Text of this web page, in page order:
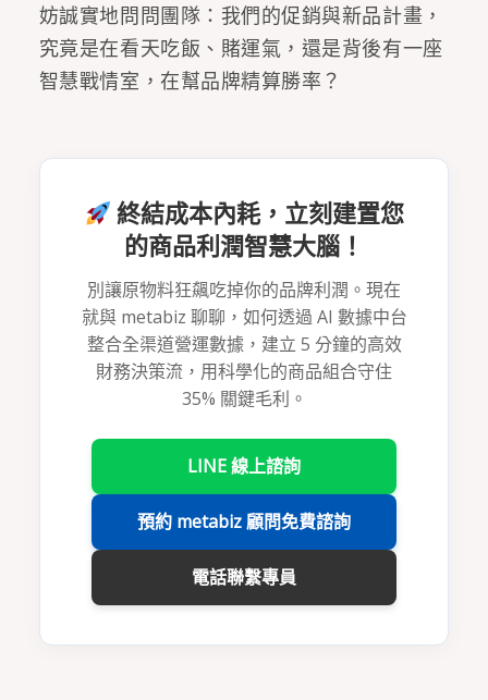
妨誠實地問問團隊：我們的促銷與新品計畫，
究竟是在看天吃飯、賭運氣，還是背後有一座
智慧戰情室，在幫品牌精算勝率？
終結成本內耗，立刻建置您
的商品利潤智慧大腦！
別讓原物料狂飆吃掉你的品牌利潤。現在
就與 metabiz 聊聊，如何透過 AI 數據中台
整合全渠道營運數據，建立 5 分鐘的高效
財務決策流，用科學化的商品組合守住
35% 關鍵毛利。
LINE 線上諮詢
預約 metabiz 顧問免費諮詢
電話聯繫專員